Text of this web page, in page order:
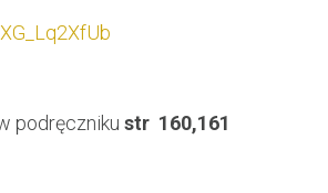
podręczniku str 160,161